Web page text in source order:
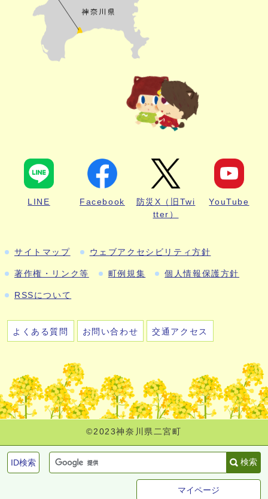
ID検索 検索
マイページ
LINE Facebook
防災X（旧Twi
tter）
YouTube
サイトマップ ウェブアクセシビリティ方針
著作権・リンク等 町例規集 個人情報保護方針
RSSについて
よくある質問 お問い合わせ 交通アクセス
©2023神奈川県二宮町